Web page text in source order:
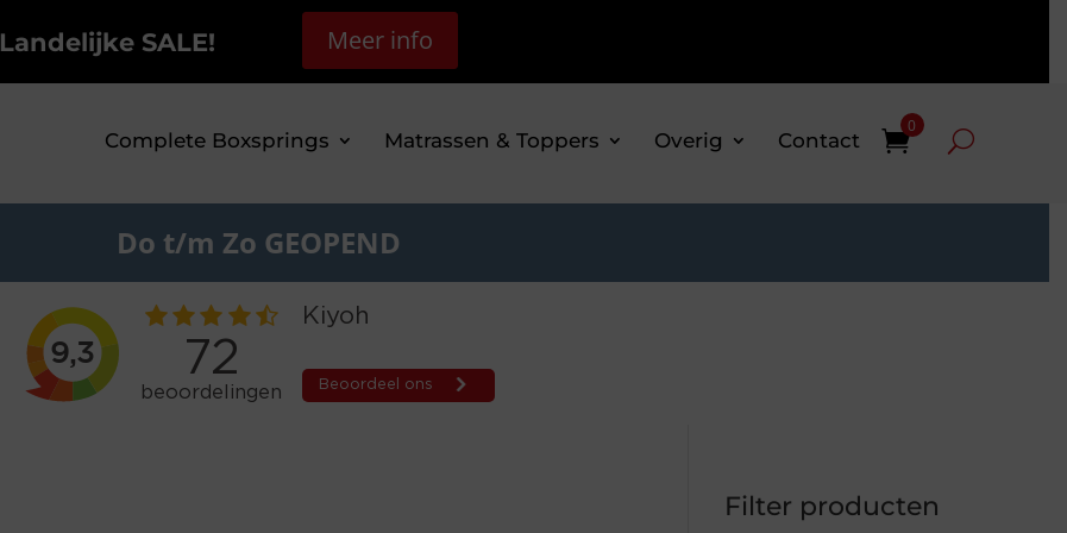
Landelijke SALE! Meer info
Complete Boxsprings Matrassen & Toppers Overig Contact
0
Do t/m Zo GEOPEND
Filter producten